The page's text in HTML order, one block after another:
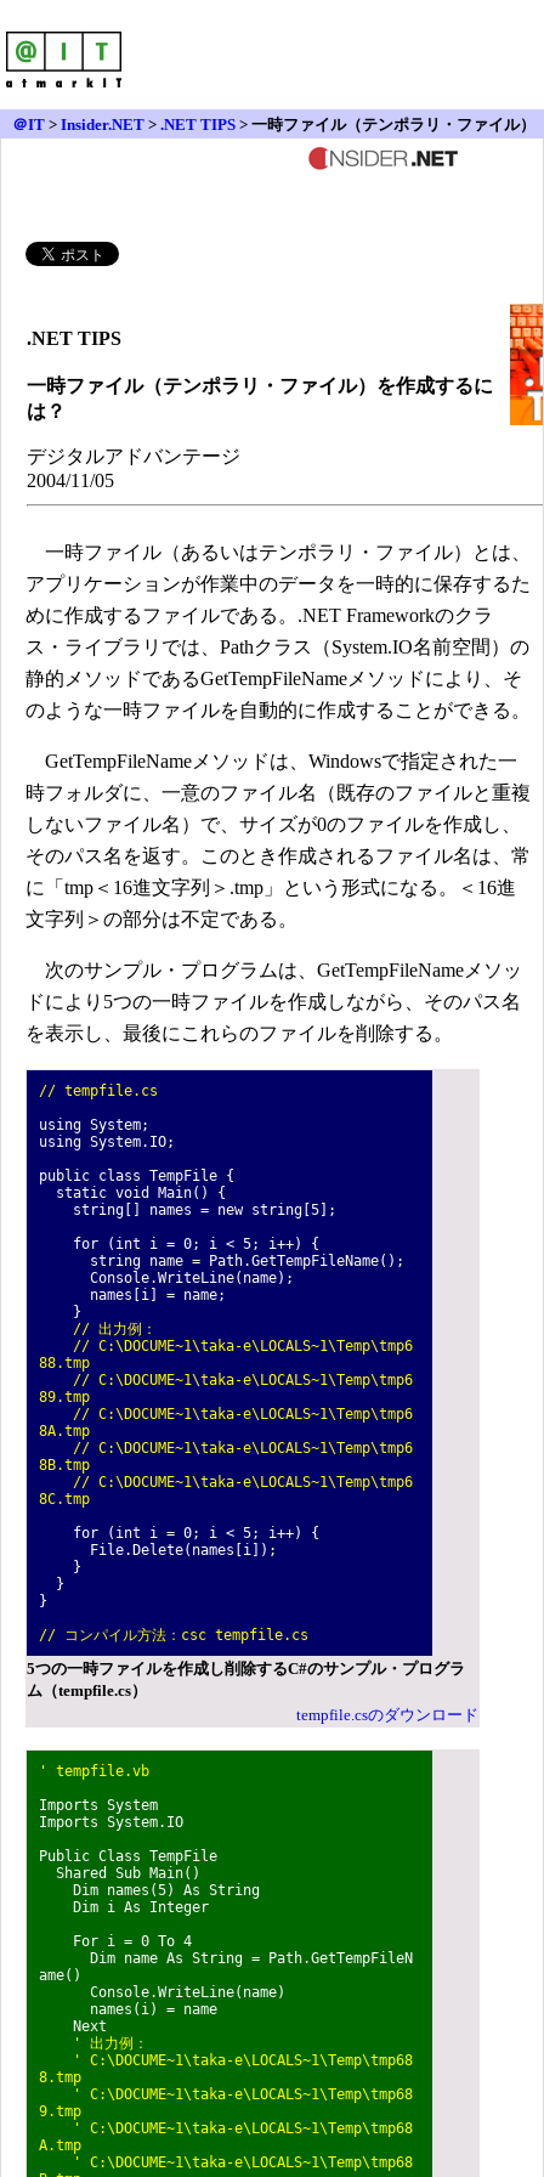
＠IT > Insider.NET > .NET TIPS > 一時ファイル（テンポラリ・ファイル）
.NET TIPS
一時ファイル（テンポラリ・ファイル）を作成するに
は？
デジタルアドバンテージ
2004/11/05
一時ファイル（あるいはテンポラリ・ファイル）とは、
アプリケーションが作業中のデータを一時的に保存するた
めに作成するファイルである。.NET Frameworkのクラ
ス・ライブラリでは、Pathクラス（System.IO名前空間）の
静的メソッドであるGetTempFileNameメソッドにより、そ
のような一時ファイルを自動的に作成することができる。
GetTempFileNameメソッドは、Windowsで指定された一
時フォルダに、一意のファイル名（既存のファイルと重複
しないファイル名）で、サイズが0のファイルを作成し、
そのパス名を返す。このとき作成されるファイル名は、常
に「tmp＜16進文字列＞.tmp」という形式になる。＜16進
文字列＞の部分は不定である。
次のサンプル・プログラムは、GetTempFileNameメソッ
ドにより5つの一時ファイルを作成しながら、そのパス名
を表示し、最後にこれらのファイルを削除する。
// tempfile.cs
using System;
using System.IO;
public class TempFile {
static void Main() {
string[] names = new string[5];
for (int i = 0; i < 5; i++) {
string name = Path.GetTempFileName();
Console.WriteLine(name);
names[i] = name;
}
// 出力例：
// C:\DOCUME~1\taka-e\LOCALS~1\Temp\tmp6
88.tmp
// C:\DOCUME~1\taka-e\LOCALS~1\Temp\tmp6
89.tmp
// C:\DOCUME~1\taka-e\LOCALS~1\Temp\tmp6
8A.tmp
// C:\DOCUME~1\taka-e\LOCALS~1\Temp\tmp6
8B.tmp
// C:\DOCUME~1\taka-e\LOCALS~1\Temp\tmp6
8C.tmp
for (int i = 0; i < 5; i++) {
File.Delete(names[i]);
}
}
}
// コンパイル方法：csc tempfile.cs
5つの一時ファイルを作成し削除するC#のサンプル・プログラ
ム（tempfile.cs）
tempfile.csのダウンロード
' tempfile.vb
Imports System
Imports System.IO
Public Class TempFile
Shared Sub Main()
Dim names(5) As String
Dim i As Integer
For i = 0 To 4
Dim name As String = Path.GetTempFileN
ame()
Console.WriteLine(name)
names(i) = name
Next
' 出力例：
' C:\DOCUME~1\taka-e\LOCALS~1\Temp\tmp68
8.tmp
' C:\DOCUME~1\taka-e\LOCALS~1\Temp\tmp68
9.tmp
' C:\DOCUME~1\taka-e\LOCALS~1\Temp\tmp68
A.tmp
' C:\DOCUME~1\taka-e\LOCALS~1\Temp\tmp68